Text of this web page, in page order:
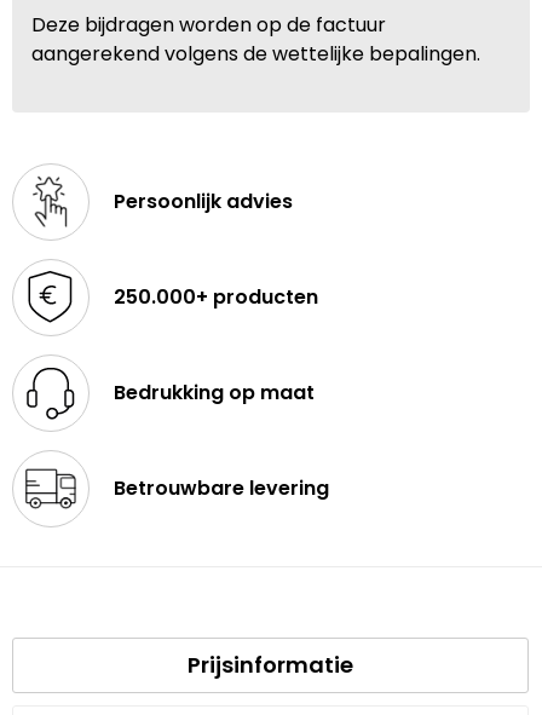
Deze bijdragen worden op de factuur
aangerekend volgens de wettelijke bepalingen.
Persoonlijk advies
250.000+ producten
Bedrukking op maat
Betrouwbare levering
Prijsinformatie